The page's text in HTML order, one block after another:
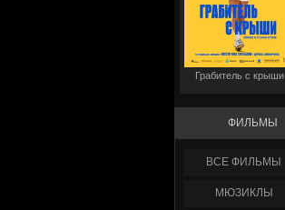
Грабитель с крыши
ФИЛЬМЫ
ФИЛЬМЫ
МЮЗИКЛЫ